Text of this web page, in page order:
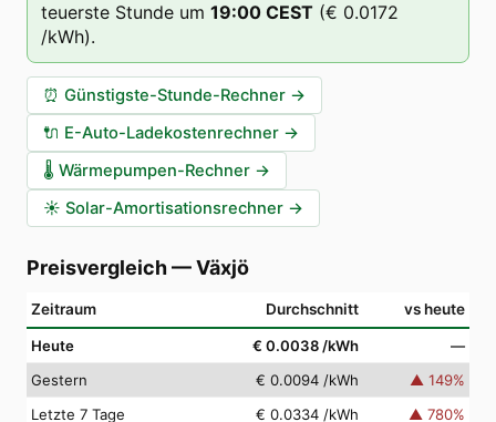
teuerste Stunde um 19:00 CEST (€ 0.0172
/kWh).
⏰ Günstigste-Stunde-Rechner →
🔌 E-Auto-Ladekostenrechner →
🌡️ Wärmepumpen-Rechner →
☀️ Solar-Amortisationsrechner →
Preisvergleich—Växjö
Zeitraum Durchschnitt vs heute
Heute € 0.0038 /kWh
—
Gestern
€ 0.0094 /kWh ▲ 149%
Letzte 7 Tage
€ 0.0334 /kWh ▲ 780%